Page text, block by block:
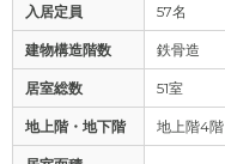
入居定員 57名
建物構造階数 鉄骨造
居室総数 51室
地上階・地下階 地上階4階